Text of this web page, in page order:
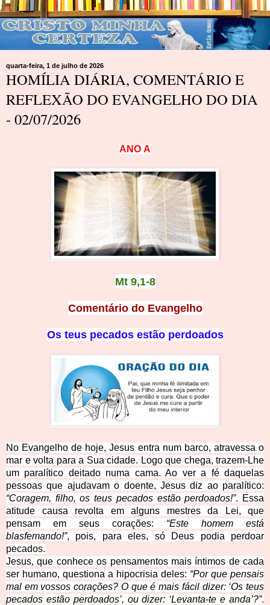
quarta-feira, 1 de julho de 2026
HOMÍLIA DIÁRIA, COMENTÁRIO E
REFLEXÃO DO EVANGELHO DO DIA
- 02/07/2026
A NO A
Mt 9,1-8
Comentário do Evangelho
Os teus pecados estão perdoados
No Evangelho de hoje, Jesus entra num barco, atravessa o
mar e volta para a Sua cidade. Logo que chega, trazem-Lhe
um paralítico deitado numa cama. Ao ver a fé daquelas
pessoas que ajudavam o doente, Jesus diz ao paralítico:
“Coragem, filho, os teus pecados estão perdoados!”. Essa
atitude causa revolta em alguns mestres da Lei, que
pensam em seus corações: “Este homem está
blasfemando!”, pois, para eles, só Deus podia perdoar
pecados.
Jesus, que conhece os pensamentos mais íntimos de cada
ser humano, questiona a hipocrisia deles: “Por que pensais
mal em vossos corações? O que é mais fácil dizer: ‘Os teus
pecados estão perdoados’, ou dizer: ‘Levanta-te e anda’?”.